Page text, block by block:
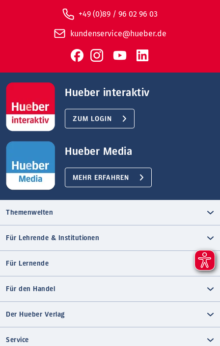
+49 (0)89 / 96 02 96 03
kundenservice@hueber.de
Hueber interaktiv
ZUM LOGIN
Hueber Media
MEHR ERFAHREN
Themenwelten
Für Lehrende & Institutionen
Für Lernende
Für den Handel
Der Hueber Verlag
Service